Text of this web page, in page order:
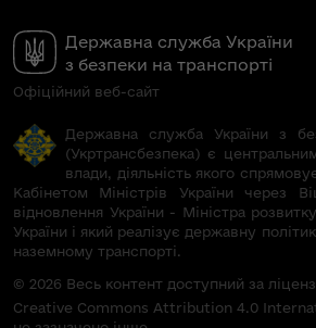
Державна служба України
з безпеки на транспорті
Офіційний веб-сайт
Державна служба України з
(Укртрансбезпека) є
влади, діяльність якого
Кабінетом Міністрів України через
відновлення України - Міністра
України і який реалізує державну
наземному транспорті.
© 2026 Весь контент доступний за
Creative Commons Attribution 4.0